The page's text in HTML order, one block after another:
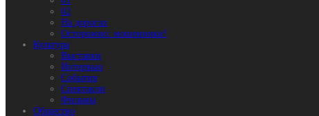
02
На дорогах
Осторожно: мошенники!
Культура
Выставки
Интервью
События
Спектакли
Фильмы
Общество